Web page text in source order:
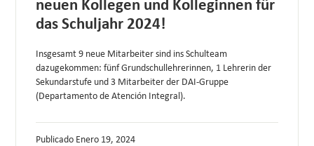
das Schuljahr 2024!
Insgesamt 9 neue Mitarbeiter sind ins Schulteam
dazugekommen: fünf Grundschullehrerinnen, 1 Lehrerin der
Sekundarstufe und 3 Mitarbeiter der DAI-Gruppe
(Departamento de Atención Integral).
Publicado Enero 19, 2024